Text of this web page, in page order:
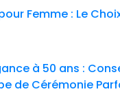
Femme : Le
à 50 ans :
de Cérémonie